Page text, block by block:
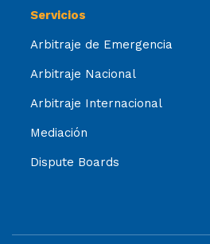
Servicios
Arbitraje de Emergencia
Arbitraje Nacional
Arbitraje Internacional
Mediación
Dispute Boards